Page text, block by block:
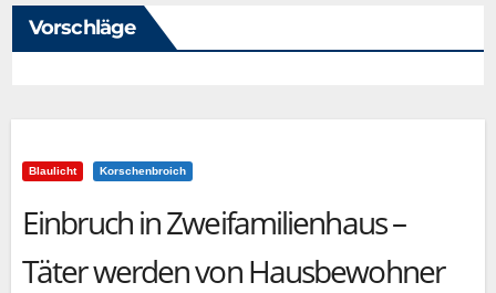
Vorschläge
Blaulicht Korschenbroich
Einbruch in Zweifamilienhaus –
Täter werden von Hausbewohner